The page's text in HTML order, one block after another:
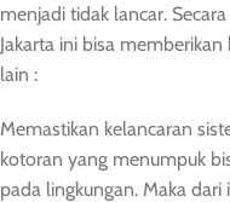
menjadi tidak lancar.
Jakarta ini bisa
lain :
Memastikan kelancaran
kotoran yang menumpuk
pada lingkungan. Maka